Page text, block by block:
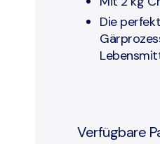
Die
Verfügbare